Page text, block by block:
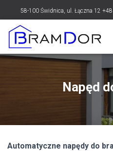
58-100 Świdnica, ul. Łączna 12
Napęd
Automatyczne napędy do